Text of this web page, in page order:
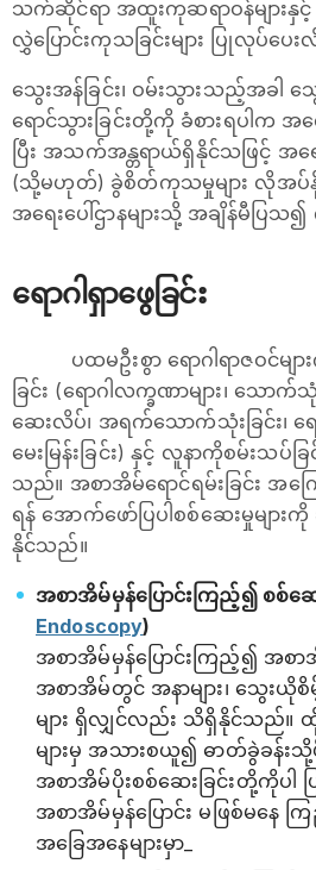
သက်ဆိုင်ရာ အထူးကုဆရာဝန်များနှင့်
လွှဲပြောင်းကုသခြင်းများ ပြုလုပ်ပေ
သွေးအန်ခြင်း၊ ဝမ်းသွားသည့်အခါ သွေ
ရောင်သွားခြင်းတို့ကို ခံစားရပါက အရ
ပြီး အသက်အန္တရာယ်ရှိနိုင်သဖြင့် အ
(သို့မဟုတ်) ခွဲစိတ်ကုသမှုများ လိုအပ်နို
အရေးပေါ်ဌာနများသို့ အချိန်မီပ
ရောဂါရှာဖွေခြင်း
ပထမဦးစွာ ရောဂါရာဇဝင်မျာ
ခြင်း (ရောဂါလက္ခဏာများ၊ သောက်သုံ
ဆေးလိပ်၊ အရက်သောက်သုံးခြင်း၊ ရေ
မေးမြန်းခြင်း) နှင့် လူနာကိုစမ်းသပ်ခ
သည်။ အစာအိမ်ရောင်ရမ်းခြင်း အကြ
ရန် ‌အောက်ဖော်ပြပါစစ်ဆေးမှုမျ
နိုင်သည်။
အစာအိမ်မှန်ပြောင်းကြည့်၍ စစ်ဆေ
Endoscopy)
အစာအိမ်မှန်ပြောင်းကြည့်၍ အစာအိ
အစာအိမ်တွင် အနာများ၊ သွေးယိုစိမ့်
များ ရှိလျှင်လည်း သိရှိနိုင်သည်။
များမှ အသားစယူ၍ ဓာတ်ခွဲခန်းသို့
အစာအိမ်ပိုးစစ်ဆေးခြင်းတို့ကိုပါ
အစာအိမ်မှန်ပြောင်း မဖြစ်မန
အခြေအနေများမှာ_